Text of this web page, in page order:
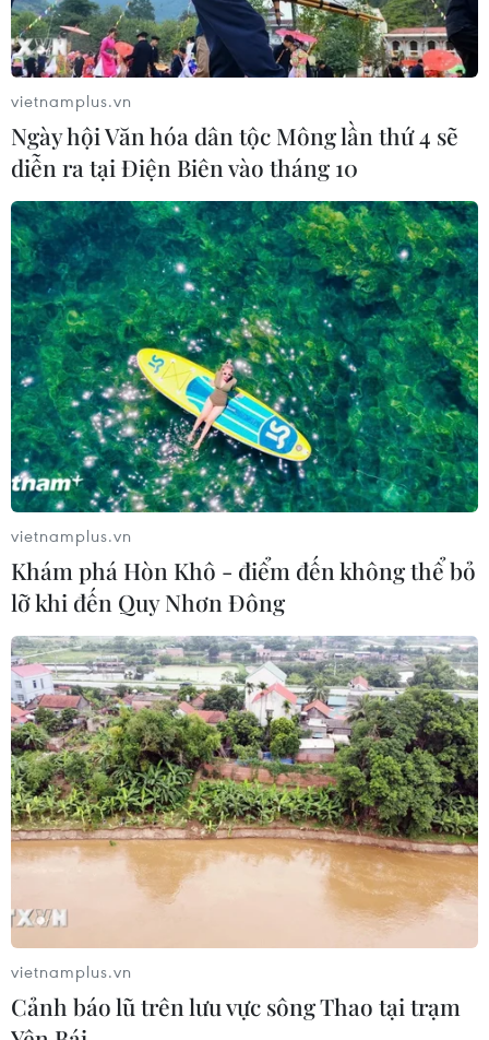
vietnamplus.vn
Ngày hội Văn hóa dân tộc Mông lần thứ 4 sẽ
diễn ra tại Điện Biên vào tháng 10
vietnamplus.vn
Khám phá Hòn Khô - điểm đến không thể bỏ
lỡ khi đến Quy Nhơn Đông
vietnamplus.vn
Cảnh báo lũ trên lưu vực sông Thao tại trạm